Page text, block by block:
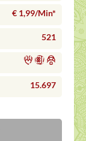
€ 1,99/Min*
521
15.697